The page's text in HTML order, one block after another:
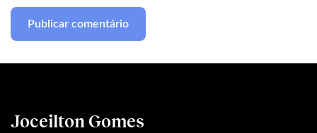
Joceilton Gomes